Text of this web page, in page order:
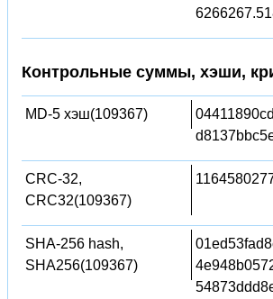
Контрольные суммы, хэши,
MD-5 хэш(109367)
CRC-32,
CRC32(109367)
SHA-256 hash,
SHA256(109367)